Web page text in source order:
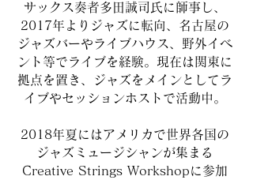
サックス奏者多田誠司氏に師事し、
2017年よりジャズに転向、名古屋の
ジャズバーやライブハウス、野外イベ
ント等でライブを経験。現在は関東に
拠点を置き、ジャズをメインとしてラ
イブやセッションホストで活動中。
2018年夏にはアメリカで世界各国の
ジャズミュージシャンが集まる
Creative Strings Workshopに参加